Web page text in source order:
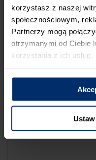
korzystasz z naszej
społecznościowym,
Partnerzy mogą
otrzymanymi od Ciebie
korzystania z ich usług.
możesz zgłosić nam ten
Powód zgłoszenia
Opis zgłoszenia